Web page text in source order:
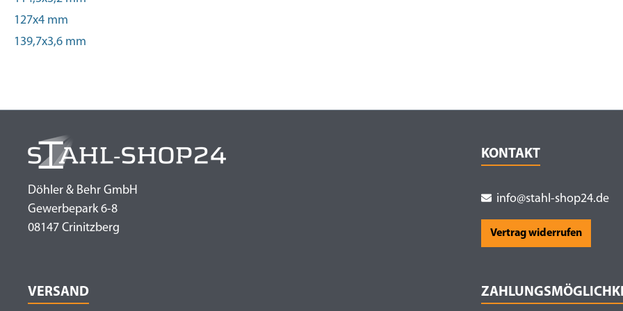
127x4 mm
139,7x3,6 mm
Döhler & Behr GmbH
Gewerbepark 6-8
08147 Crinitzberg
KONTAKT
info@stahl-shop24.de
Vertrag widerrufen
VERSAND